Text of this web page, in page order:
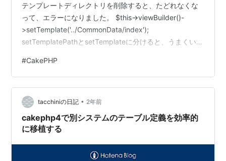
テンプレートディレクトリを削除すると、たどれなくな
って、エラーになりました。 $this->viewBuilder()-
>setTemplate('../CommonData/index');
setTemplatePathとsetTemplateに分けると、うまくいき
>setTemplatePath('Admin/CommonData')-
>setTemplate('index');
#CakePHP
tacchiniの日記 • 2年前
cakephp4で別システムのテーブル定義を効率的
に移植する